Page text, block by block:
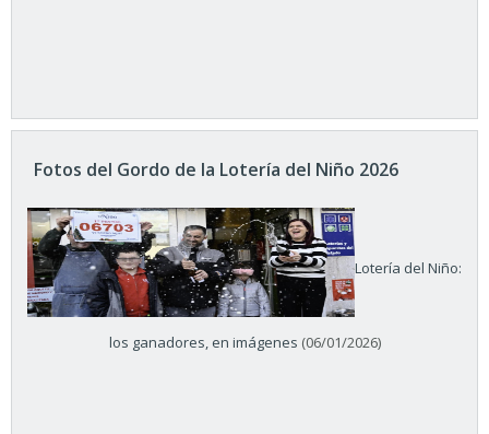
Fotos del Gordo de la Lotería del Niño 2026
Lotería del Niño:
los ganadores, en imágenes (06/01/2026)